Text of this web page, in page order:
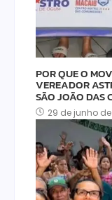
POR QUE O
VEREADOR
SÃO JOÃO DAS
29 de junho